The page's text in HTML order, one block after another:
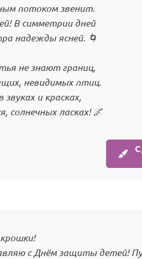
потоком звенит.
В симметрии дней
надежды ясней. 🌀
не знают границ,
невидимых птиц.
и красках,
солнечных ласках! 🌌
с Днём защиты детей!